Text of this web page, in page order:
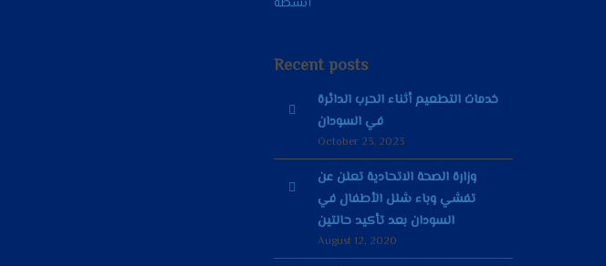
Recent posts
خدمات التطعيم أثناء الحرب الدائرة
في السودان
October 23, 2023
وزارة الصحة الاتحادية تعلن عن
تفشي وباء شلل الأطفال في
السودان بعد تأكيد حالتين
August 12, 2020